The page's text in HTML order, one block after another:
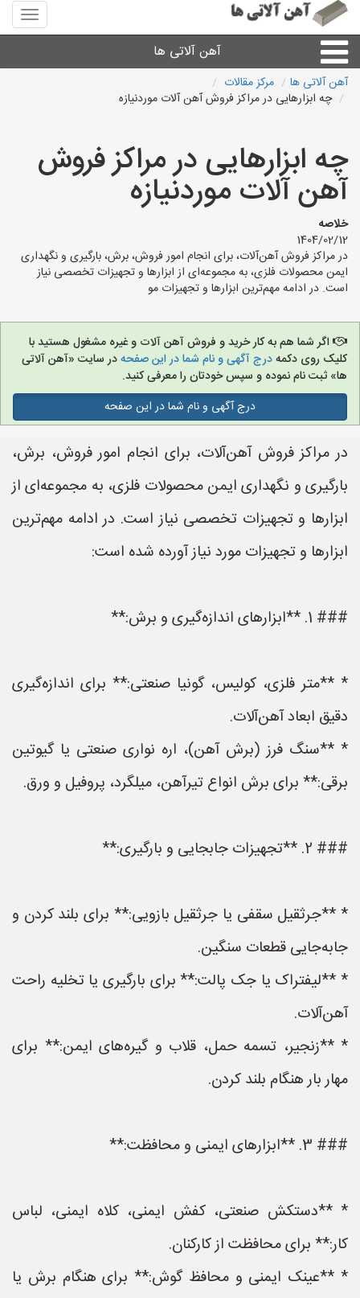
منوی
سایت
آلاتی
آهن آلاتی ها
میلگرد نبشی،مفتول
ورق
لوله و اتصالات
سایر آهن آلات
آهن آلاتی های شهرها
آهن آلاتی ها
مرکز مقالات
چه ابزارهایی در مراکز فروش آهن آلات موردنیازه
چه ابزارهایی در مراکز فروش
آهن آلات موردنیازه
خلاصه
1404/02/12
در مراکز فروش آهن‌آلات، برای انجام امور فروش، برش، بارگیری و نگهداری
ایمن محصولات فلزی، به مجموعه‌ای از ابزارها و تجهیزات تخصصی نیاز
است. در ادامه مهم‌ترین ابزارها و تجهیزات مو
اگر شما هم به کار خرید و فروش آهن آلات و غیره مشغول هستید با
کلیک روی دکمهدرج آگهی و نام شما در این صفحهدر سایت «آهن آلاتی
ها» ثبت نام نموده و سپس خودتان را معرفی کنید.
درج آگهی و نام شما در این صفحه
در مراکز فروش آهن‌آلات، برای انجام امور فروش، برش،
بارگیری و نگهداری ایمن محصولات فلزی، به مجموعه‌ای از
ابزارها و تجهیزات تخصصی نیاز است. در ادامه مهم‌ترین
ابزارها و تجهیزات مورد نیاز آورده شده است:
### 1. **ابزارهای اندازه‌گیری و برش:**
* **متر فلزی، کولیس، گونیا صنعتی:** برای اندازه‌گیری
دقیق ابعاد آهن‌آلات.
* **سنگ فرز (برش آهن)، اره نواری صنعتی یا گیوتین
برقی:** برای برش انواع تیرآهن، میلگرد، پروفیل و ورق.
### 2. **تجهیزات جابجایی و بارگیری:**
* **جرثقیل سقفی یا جرثقیل بازویی:** برای بلند کردن و
جابه‌جایی قطعات سنگین.
* **لیفتراک یا جک پالت:** برای بارگیری یا تخلیه راحت
آهن‌آلات.
* **زنجیر، تسمه حمل، قلاب و گیره‌های ایمن:** برای
مهار بار هنگام بلند کردن.
### 3. **ابزارهای ایمنی و محافظت:**
* **دستکش صنعتی، کفش ایمنی، کلاه ایمنی، لباس
کار:** برای محافظت از کارکنان.
* **عینک ایمنی و محافظ گوش:** برای هنگام برش یا